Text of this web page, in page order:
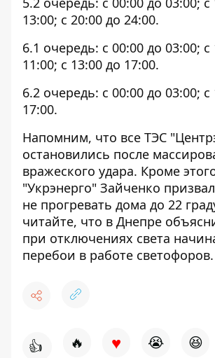
13:00; с 20:00 до 24:00.
6.1 очередь: с 00:00 до 03:00; с
11:00; с 13:00 до 17:00.
6.2 очередь: с 00:00 до 03:00; с
17:00.
Напомним, что все ТЭС
остановились после
вражеского удара. Кроме
"Укрэнерго" Зайченко
не прогревать дома до 22
читайте, что в Днепре
при отключениях света
перебои в работе светофоров.
👍 🔥 ♥ 😭 😆